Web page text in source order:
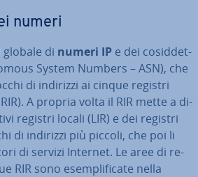
numeri
globale di numeri IP e dei co­sid­det­
System Numbers – ASN), che
di indirizzi ai cinque registri
A propria volta il RIR mette a di­
registri locali (LIR) e dei registri
di indirizzi più piccoli, che poi li
di servizi Internet. Le aree di re­
RIR sono esem­pli­fi­ca­te nella